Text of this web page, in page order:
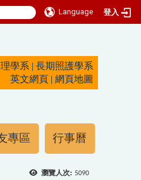
Language
登入
學系 | 長期照護學系
英文網頁 | 網頁地圖
專區 行事曆
瀏覽人次: 5090